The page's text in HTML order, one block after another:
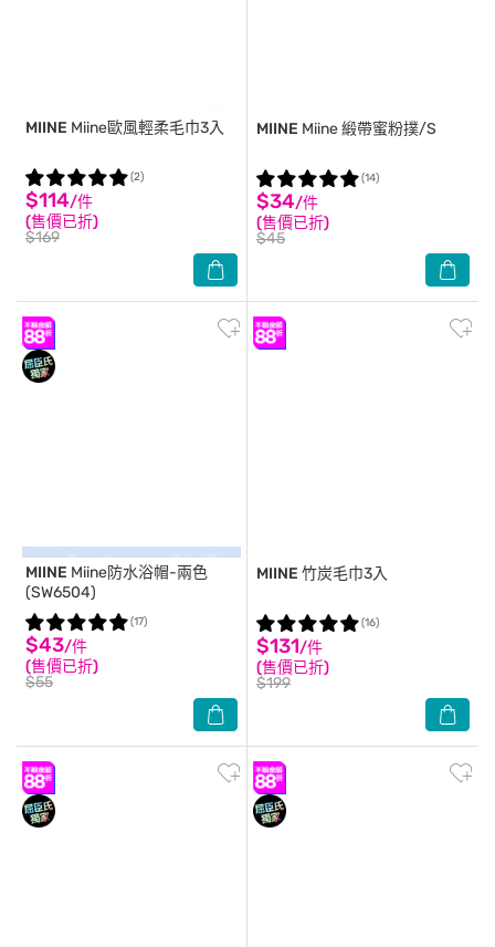
MIINE Miine歐風輕柔毛巾3入
$114/件
(售價已折)
$169
(2)
MIINE Miine 緞帶蜜粉撲/S
$34/件
(售價已折)
$45
(14)
MIINE Miine防水浴帽-兩色
(SW6504)
$43/件
(售價已折)
$55
(17)
MIINE 竹炭毛巾3入
$131/件
(售價已折)
$199
(16)